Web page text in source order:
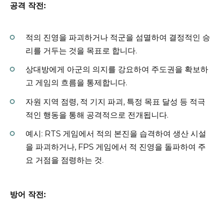
공격 작전:
적의 진영을 파괴하거나 적군을 섬멸하여 결정적인 승
리를 거두는 것을 목표로 합니다.
상대방에게 아군의 의지를 강요하여 주도권을 확보하
고 게임의 흐름을 통제합니다.
자원 지역 점령, 적 기지 파괴, 특정 목표 달성 등 적극
적인 행동을 통해 공격적으로 전개됩니다.
예시: RTS 게임에서 적의 본진을 습격하여 생산 시설
을 파괴하거나, FPS 게임에서 적 진영을 돌파하여 주
요 거점을 점령하는 것.
방어 작전: